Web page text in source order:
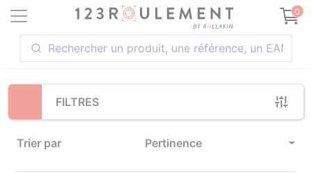
0
FILTRES
Trier par Pertinence
Loading...